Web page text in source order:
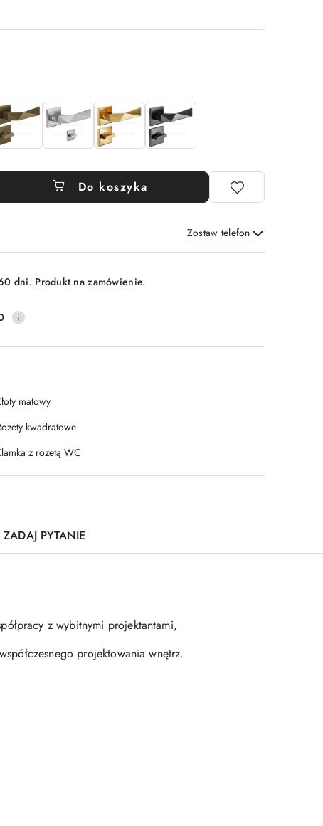
Do koszyka
Zostaw telefon
Wyślij
dni. Produkt na zamówienie.
matowy
kwadratowe
z rozetą WC
ZADAJ PYTANIE
z wybitnymi projektantami,
projektowania wnętrz.